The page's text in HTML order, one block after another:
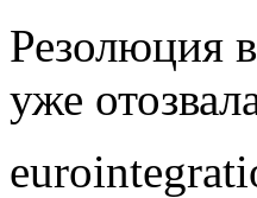
Резолюция
уже